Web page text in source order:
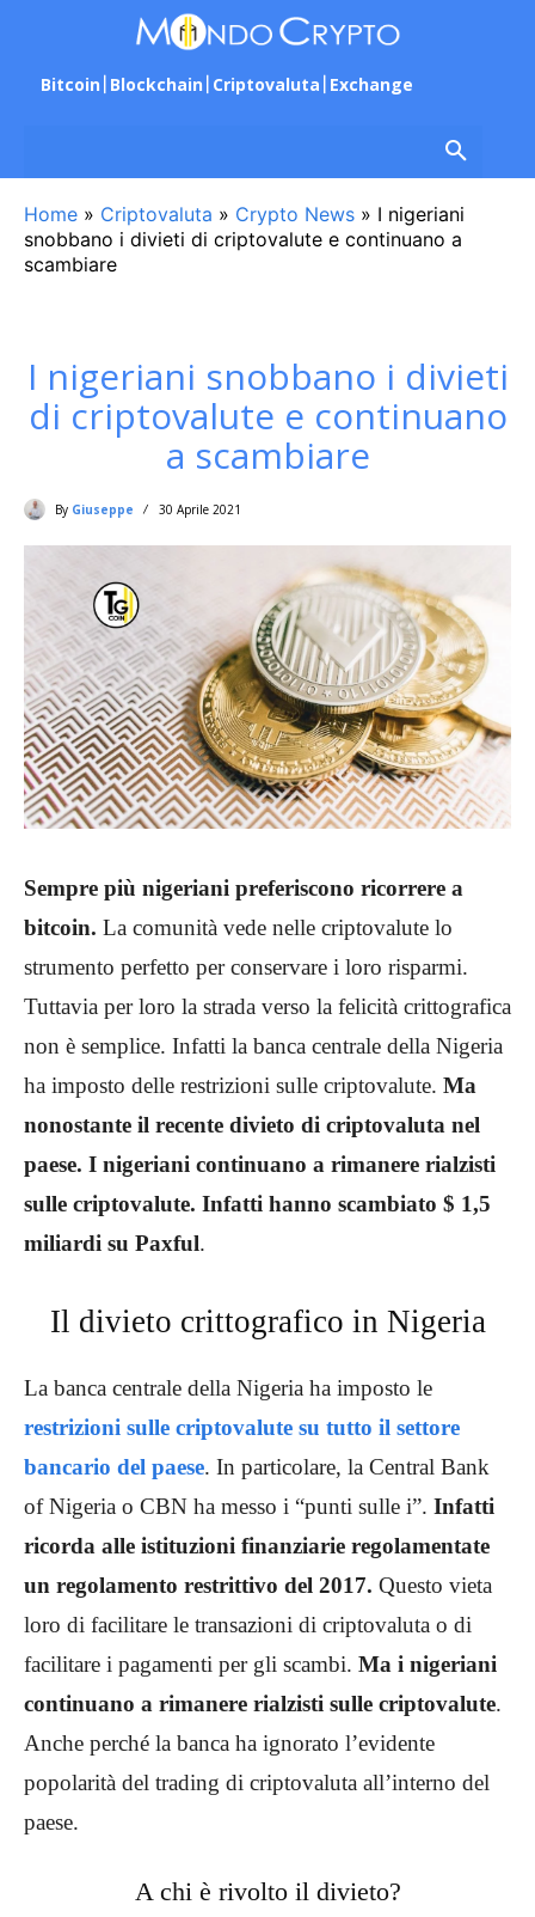
Bitcoin Blockchain Criptovaluta Exchange
Home » Criptovaluta » Crypto News » I nigeriani
snobbano i divieti di criptovalute e continuano a
scambiare
I nigeriani snobbano i divieti
di criptovalute e continuano
a scambiare
By Giuseppe 30 Aprile 2021
Sempre più nigeriani preferiscono ricorrere a
bitcoin. La comunità vede nelle criptovalute lo
strumento perfetto per conservare i loro risparmi.
Tuttavia per loro la strada verso la felicità crittografica
non è semplice. Infatti la banca centrale della Nigeria
ha imposto delle restrizioni sulle criptovalute. Ma
nonostante il recente divieto di criptovaluta nel
paese. I nigeriani continuano a rimanere rialzisti
sulle criptovalute. Infatti hanno scambiato $ 1,5
miliardi su Paxful.
Il divieto crittografico in Nigeria
La banca centrale della Nigeria ha imposto le
restrizioni sulle criptovalute su tutto il settore
bancario del paese. In particolare, la Central Bank
of Nigeria o CBN ha messo i “punti sulle i”. Infatti
ricorda alle istituzioni finanziarie regolamentate
un regolamento restrittivo del 2017. Questo vieta
loro di facilitare le transazioni di criptovaluta o di
facilitare i pagamenti per gli scambi. Ma i nigeriani
continuano a rimanere rialzisti sulle criptovalute.
Anche perché la banca ha ignorato l’evidente
popolarità del trading di criptovaluta all’interno del
paese.
A chi è rivolto il divieto?